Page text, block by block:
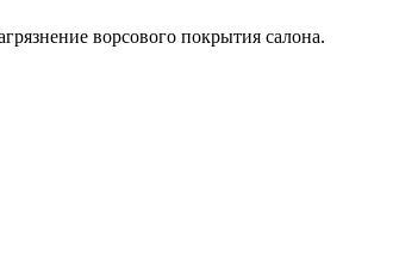
ворсового покрытия салона.